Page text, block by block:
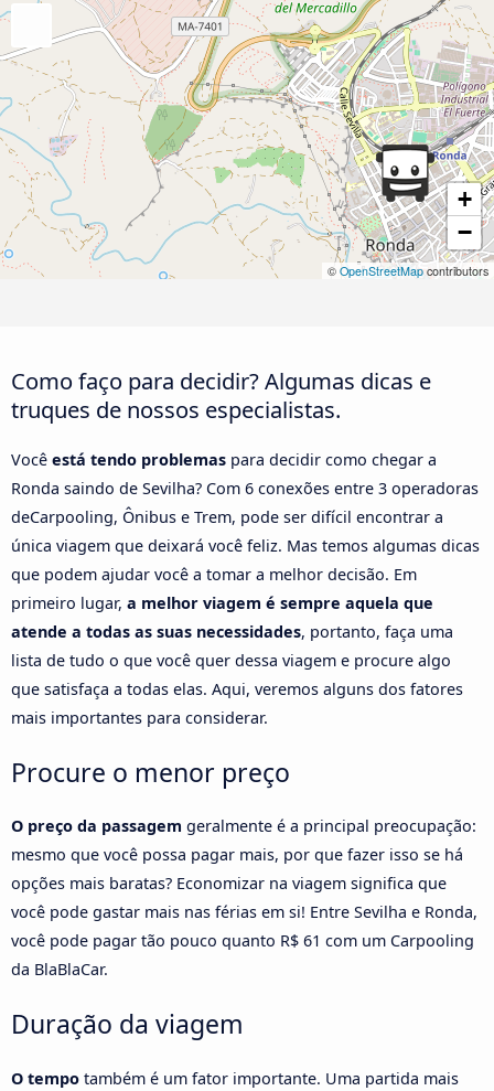
+
−
© OpenStreetMapcontributors
Como faço para decidir? Algumas dicas e
truques de nossos especialistas.
Você está tendo problemas para decidir como chegar a
Ronda saindo de Sevilha? Com 6 conexões entre 3 operadoras
deCarpooling, Ônibus e Trem, pode ser difícil encontrar a
única viagem que deixará você feliz. Mas temos algumas dicas
que podem ajudar você a tomar a melhor decisão. Em
primeiro lugar, a melhor viagem é sempre aquela que
atende a todas as suas necessidades, portanto, faça uma
lista de tudo o que você quer dessa viagem e procure algo
que satisfaça a todas elas. Aqui, veremos alguns dos fatores
mais importantes para considerar.
Procure o menor preço
O preço da passagem geralmente é a principal preocupação:
mesmo que você possa pagar mais, por que fazer isso se há
opções mais baratas? Economizar na viagem significa que
você pode gastar mais nas férias em si! Entre Sevilha e Ronda,
você pode pagar tão pouco quanto R$ 61 com um Carpooling
da BlaBlaCar.
Duração da viagem
O tempo também é um fator importante. Uma partida mais